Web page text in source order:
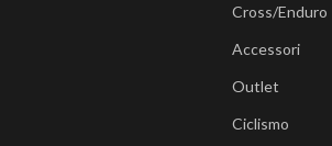
Cross/Enduro
Accessori
Outlet
Ciclismo